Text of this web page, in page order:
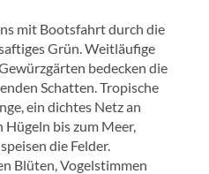
mit Bootsfahrt durch die
Grün. Weitläufige
bedecken die
Schatten. Tropische
ein dichtes Netz an
bis zum Meer,
die Felder.
Blüten, Vogelstimmen